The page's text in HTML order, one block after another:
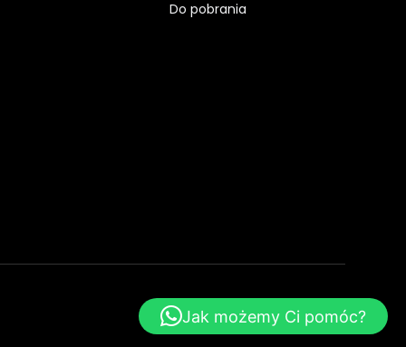
Do pobrania
WebsiteStyle.pl - Strony WWW
Jak możemy Ci pomóc?